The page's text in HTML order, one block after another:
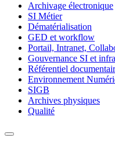
Archivage électronique
SI Métier
Dématérialisation
GED et workflow
Portail, Intranet,
Gouvernance SI et
Référentiel
Environnement
SIGB
Archives physiques
Qualité